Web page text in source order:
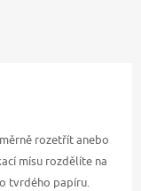
rozetřít anebo
mísu rozdělíte na
tvrdého papíru.